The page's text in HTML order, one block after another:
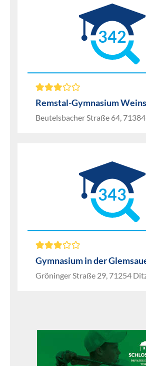
342
Remstal-Gymnasium
Beutelsbacher Straße 64,
343
Gymnasium in der
Gröninger Straße 29, 71254